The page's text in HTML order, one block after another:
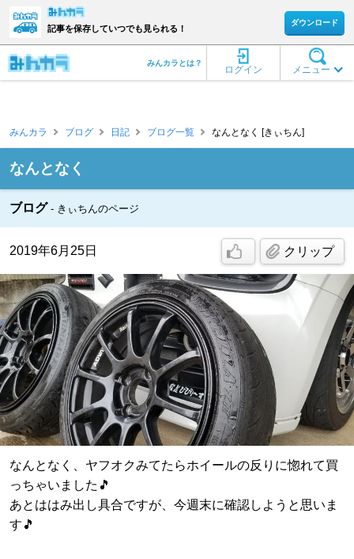
記事を保存していつでも見られる！
ダウンロード
メニュー
ログイン
みんカラとは？
みんカラ ブログ 日記 ブログ一覧 なんとなく [きぃちん]
なんとなく
ブログ きぃちんのページ
2019年6月25日 クリップ
なんとなく、ヤフオクみてたらホイールの反りに惚れて買
っちゃいました🎵
あとははみ出し具合ですが、今週末に確認しようと思いま
す🎵